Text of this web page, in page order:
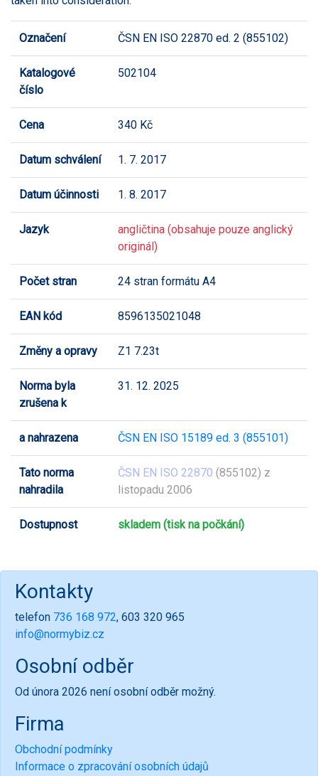
Označení ČSN EN ISO 22870 ed. 2 (855102)
Katalogové
číslo
502104
Cena 340 Kč
Datum schválení 1. 7. 2017
Datum účinnosti 1. 8. 2017
Jazyk
angličtina (obsahuje pouze anglický
originál)
Počet stran 24 stran formátu A4
EAN kód 8596135021048
Změny a opravy Z1 7.23t
Norma byla
zrušena k
31. 12. 2025
a nahrazena ČSN EN ISO 15189 ed. 3 (855101)
Tato norma
nahradila
ČSN EN ISO 22870 (855102) z
listopadu 2006
Dostupnost skladem (tisk na počkání)
Kontakty
telefon 736 168 972, 603 320 965
info@normybiz.cz
Osobní odběr
Od února 2026 není osobní odběr možný.
Firma
Obchodní podmínky
Informace o zpracování osobních údajů